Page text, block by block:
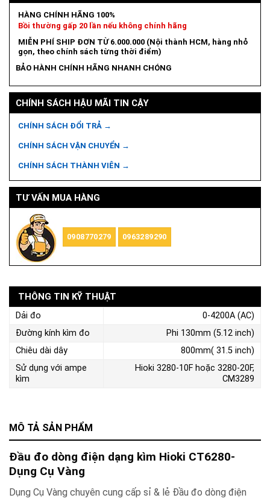
HÀNG CHÍNH HÃNG 100%
Bồi thường gấp 20 lần nếu không chính hãng
MIỄN PHÍ SHIP ĐƠN TỪ 6.000.000 (Nội thành HCM, hàng nhỏ
gọn, theo chính sách từng thời điểm)
BẢO HÀNH CHÍNH HÃNG NHANH CHÓNG
CHÍNH SÁCH HẬU MÃI TIN CẬY
CHÍNH SÁCH ĐỔI TRẢ →
CHÍNH SÁCH VẬN CHUYỂN →
CHÍNH SÁCH THÀNH VIÊN →
TƯ VẤN MUA HÀNG
0908770279 0963289290
MÔ TẢ SẢN PHẨM
Đầu đo dòng điện dạng kìm Hioki CT6280-
Dụng Cụ Vàng
Dụng Cụ Vàng chuyên cung cấp sỉ & lẻ Đầu đo dòng điện
THÔNG TIN KỸ THUẬT
Dải đo
0-4200A (AC)
Đường kính kìm đo
Phi 130mm (5.12 inch)
Chiêu dài dây
800mm( 31.5 inch)
Sử dụng với ampe
kìm
Hioki 3280-10F hoặc 3280-20F,
CM3289